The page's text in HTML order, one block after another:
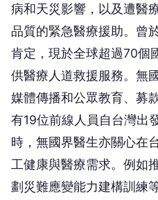
病和天災影響，以及遭醫
品質的緊急醫療援助。曾
肯定，現於全球超過70個
供醫療人道救援服務。無
媒體傳播和公眾教育、募
有19位前線人員自台灣出
時，無國界醫生亦關心在
工健康與醫療需求。例如
劃災難應變能力建構訓練